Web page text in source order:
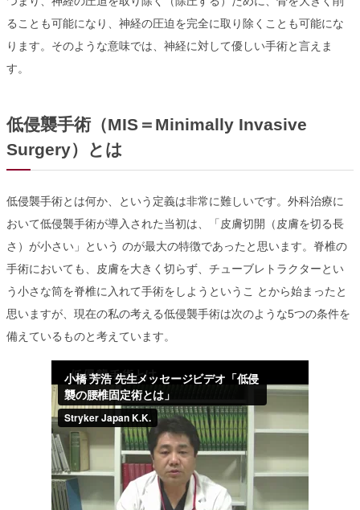
ることも可能になり、神経の圧迫を完全に取り除くことも可能にな
ります。そのような意味では、神経に対して優しい手術と言えま
す。
低侵襲手術（MIS＝Minimally Invasive
Surgery）とは
低侵襲手術とは何か、という定義は非常に難しいです。外科治療に
おいて低侵襲手術が導入された当初は、「皮膚切開（皮膚を切る長
さ）が小さい」という のが最大の特徴であったと思います。脊椎の
手術においても、皮膚を大きく切らず、チューブレトラクターとい
う小さな筒を脊椎に入れて手術をしようというこ とから始まったと
思いますが、現在の私の考える低侵襲手術は次のような5つの条件を
備えているものと考えています。